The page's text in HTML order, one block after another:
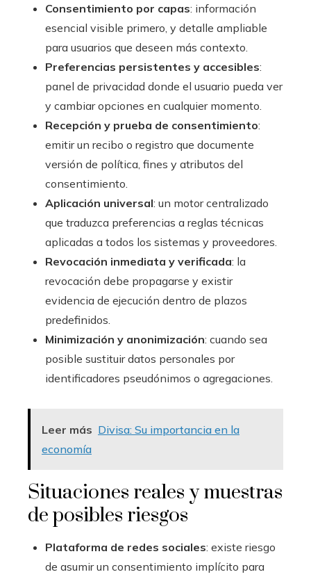
Consentimiento por capas: información
esencial visible primero, y detalle ampliable
para usuarios que deseen más contexto.
Preferencias persistentes y accesibles:
panel de privacidad donde el usuario pueda ver
y cambiar opciones en cualquier momento.
Recepción y prueba de consentimiento:
emitir un recibo o registro que documente
versión de política, fines y atributos del
consentimiento.
Aplicación universal: un motor centralizado
que traduzca preferencias a reglas técnicas
aplicadas a todos los sistemas y proveedores.
Revocación inmediata y verificada: la
revocación debe propagarse y existir
evidencia de ejecución dentro de plazos
predefinidos.
Minimización y anonimización: cuando sea
posible sustituir datos personales por
identificadores pseudónimos o agregaciones.
Leer más Divisa: Su importancia en la
economía
Situaciones reales y muestras
de posibles riesgos
Plataforma de redes sociales: existe riesgo
de asumir un consentimiento implícito para